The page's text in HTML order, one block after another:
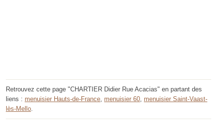
Retrouvez cette page "CHARTIER Didier Rue Acacias" en partant des
liens : menuisier Hauts-de-France, menuisier 60, menuisier Saint-Vaast-
lès-Mello.